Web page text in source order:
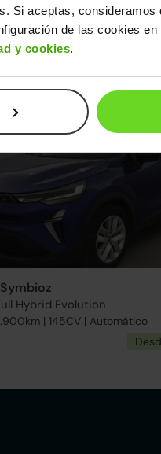
Si aceptas,
de las cookies
y cookies.
GLP
Hybrid Evolution
| 145CV | Automático